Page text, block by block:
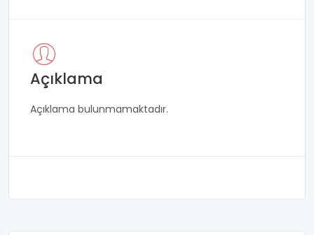
Açıklama
Açıklama bulunmamaktadır.